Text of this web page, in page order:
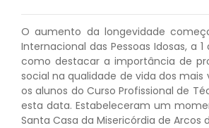
O aumento da longevidade
Internacional das Pessoas Idosas, a
como destacar a importância de
social na qualidade de vida dos
os alunos do Curso Profissional de
esta data. Estabeleceram um
Santa Casa da Misericórdia de